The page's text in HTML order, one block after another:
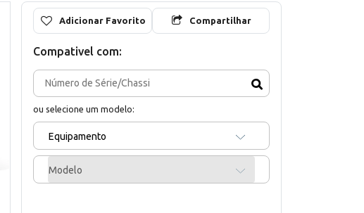
Adicionar Favorito Compartilhar
Compativel com:
ou selecione um modelo:
Equipamento
Modelo